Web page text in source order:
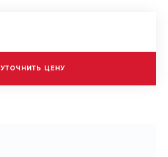
УТОЧНИТЬ ЦЕНУ